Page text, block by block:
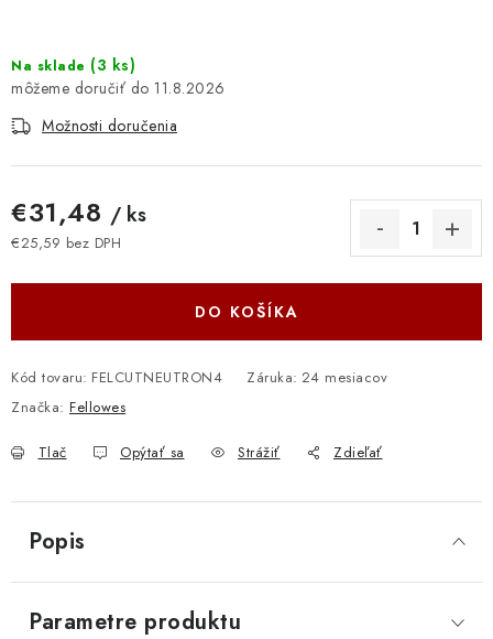
: TOP PRODUKTY
ZNAČKY
Odstúpenie od zmluvy
Formuláre na stiahnutie
Napíšte nám
Na sklade (3 ks)
11.8.2026
Možnosti doručenia
€31,48 / ks
€25,59 bez DPH
DO KOŠÍKA
Kód tovaru: FELCUTNEUTRON4 Záruka: 24 mesiacov
Značka: Fellowes
Tlač Opýtať sa Strážiť Zdieľať
Popis
Parametre produktu